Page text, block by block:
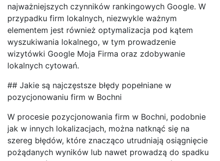
najważniejszych czynników rankingowych Google. W
przypadku firm lokalnych, niezwykle ważnym
elementem jest również optymalizacja pod kątem
wyszukiwania lokalnego, w tym prowadzenie
wizytówki Google Moja Firma oraz zdobywanie
lokalnych cytowań.
## Jakie są najczęstsze błędy popełniane w
pozycjonowaniu firm w Bochni
W procesie pozycjonowania firm w Bochni, podobnie
jak w innych lokalizacjach, można natknąć się na
szereg błędów, które znacząco utrudniają osiągnięcie
pożądanych wyników lub nawet prowadzą do spadku